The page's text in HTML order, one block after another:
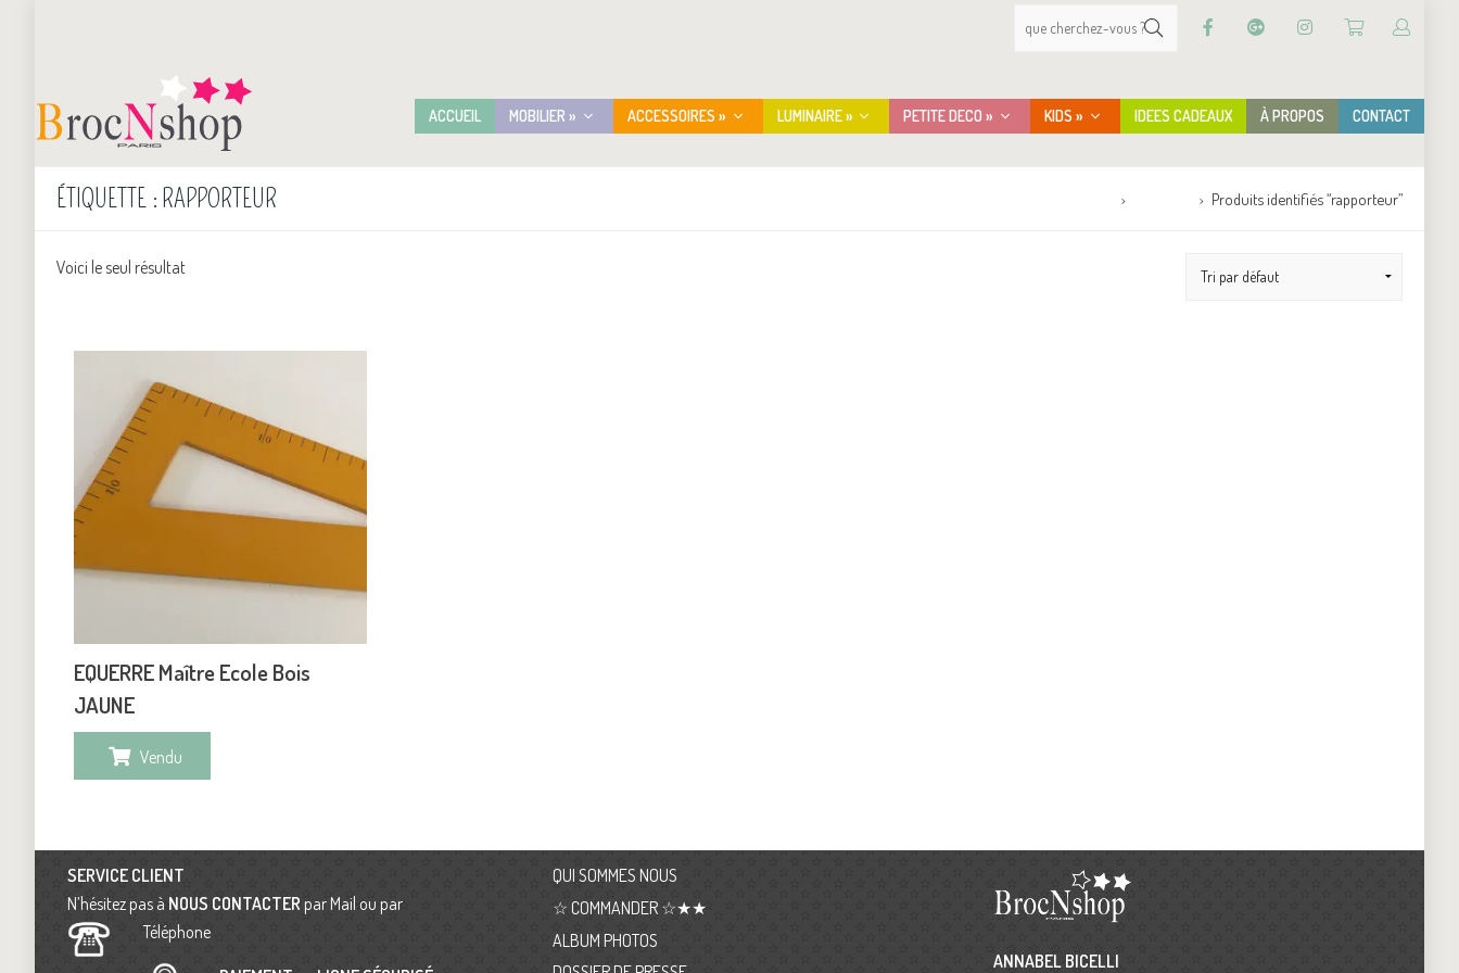
ACCUEIL MOBILIER » ACCESSOIRES » LUMINAIRE » PETITE DECO » KIDS » IDEES CADEAUX À PROPOS CONTACT
ÉTIQUETTE : RAPPORTEUR Produits identifiés “rapporteur”
Voici le seul résultat
EQUERRE Maître Ecole Bois
JAUNE
Vendu
SERVICE CLIENT
N’hésitez pas à NOUS CONTACTER par Mail ou par
Téléphone
QUI SOMMES NOUS
☆ COMMANDER ☆★★
ALBUM PHOTOS
ANNABEL BICELLI